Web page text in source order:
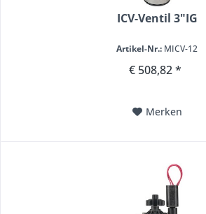
ICV-Ventil 3"IG
Artikel-Nr.: MICV-12
€ 508,82 *
Merken